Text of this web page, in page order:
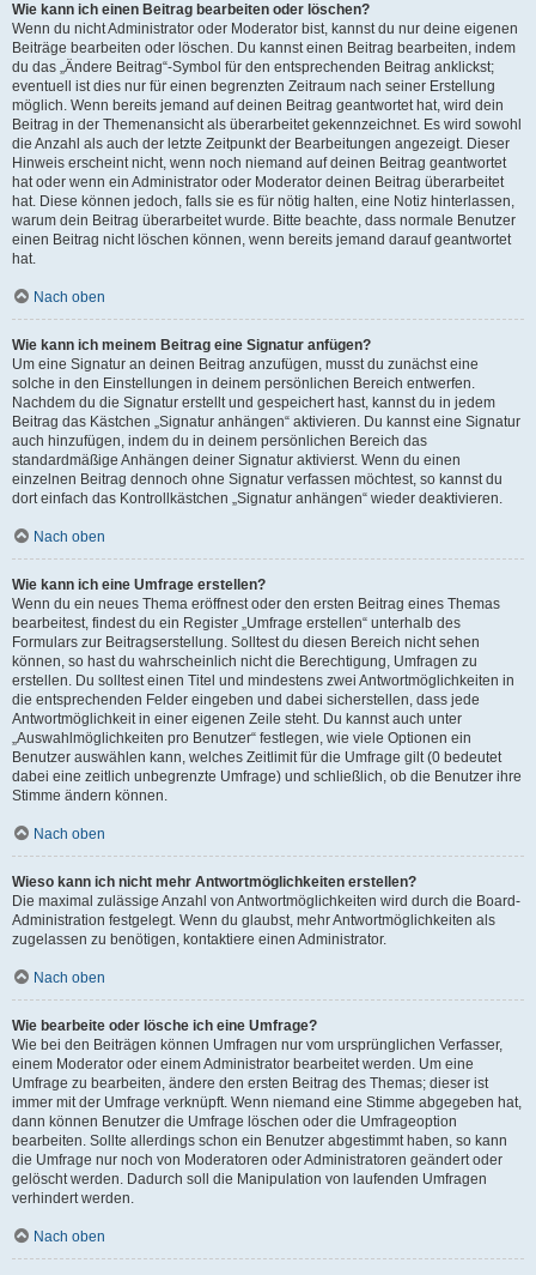
Wie kann ich einen Beitrag bearbeiten oder löschen?
Wenn du nicht Administrator oder Moderator bist, kannst du nur deine eigenen
Beiträge bearbeiten oder löschen. Du kannst einen Beitrag bearbeiten, indem
du das „Ändere Beitrag“-Symbol für den entsprechenden Beitrag anklickst;
eventuell ist dies nur für einen begrenzten Zeitraum nach seiner Erstellung
möglich. Wenn bereits jemand auf deinen Beitrag geantwortet hat, wird dein
Beitrag in der Themenansicht als überarbeitet gekennzeichnet. Es wird sowohl
die Anzahl als auch der letzte Zeitpunkt der Bearbeitungen angezeigt. Dieser
Hinweis erscheint nicht, wenn noch niemand auf deinen Beitrag geantwortet
hat oder wenn ein Administrator oder Moderator deinen Beitrag überarbeitet
hat. Diese können jedoch, falls sie es für nötig halten, eine Notiz hinterlassen,
warum dein Beitrag überarbeitet wurde. Bitte beachte, dass normale Benutzer
einen Beitrag nicht löschen können, wenn bereits jemand darauf geantwortet
hat.
Nach oben
Wie kann ich meinem Beitrag eine Signatur anfügen?
Um eine Signatur an deinen Beitrag anzufügen, musst du zunächst eine
solche in den Einstellungen in deinem persönlichen Bereich entwerfen.
Nachdem du die Signatur erstellt und gespeichert hast, kannst du in jedem
Beitrag das Kästchen „Signatur anhängen“ aktivieren. Du kannst eine Signatur
auch hinzufügen, indem du in deinem persönlichen Bereich das
standardmäßige Anhängen deiner Signatur aktivierst. Wenn du einen
einzelnen Beitrag dennoch ohne Signatur verfassen möchtest, so kannst du
dort einfach das Kontrollkästchen „Signatur anhängen“ wieder deaktivieren.
Nach oben
Wie kann ich eine Umfrage erstellen?
Wenn du ein neues Thema eröffnest oder den ersten Beitrag eines Themas
bearbeitest, findest du ein Register „Umfrage erstellen“ unterhalb des
Formulars zur Beitragserstellung. Solltest du diesen Bereich nicht sehen
können, so hast du wahrscheinlich nicht die Berechtigung, Umfragen zu
erstellen. Du solltest einen Titel und mindestens zwei Antwortmöglichkeiten in
die entsprechenden Felder eingeben und dabei sicherstellen, dass jede
Antwortmöglichkeit in einer eigenen Zeile steht. Du kannst auch unter
„Auswahlmöglichkeiten pro Benutzer“ festlegen, wie viele Optionen ein
Benutzer auswählen kann, welches Zeitlimit für die Umfrage gilt (0 bedeutet
dabei eine zeitlich unbegrenzte Umfrage) und schließlich, ob die Benutzer ihre
Stimme ändern können.
Nach oben
Wieso kann ich nicht mehr Antwortmöglichkeiten erstellen?
Die maximal zulässige Anzahl von Antwortmöglichkeiten wird durch die Board-
Administration festgelegt. Wenn du glaubst, mehr Antwortmöglichkeiten als
zugelassen zu benötigen, kontaktiere einen Administrator.
Nach oben
Wie bearbeite oder lösche ich eine Umfrage?
Wie bei den Beiträgen können Umfragen nur vom ursprünglichen Verfasser,
einem Moderator oder einem Administrator bearbeitet werden. Um eine
Umfrage zu bearbeiten, ändere den ersten Beitrag des Themas; dieser ist
immer mit der Umfrage verknüpft. Wenn niemand eine Stimme abgegeben hat,
dann können Benutzer die Umfrage löschen oder die Umfrageoption
bearbeiten. Sollte allerdings schon ein Benutzer abgestimmt haben, so kann
die Umfrage nur noch von Moderatoren oder Administratoren geändert oder
gelöscht werden. Dadurch soll die Manipulation von laufenden Umfragen
verhindert werden.
Nach oben